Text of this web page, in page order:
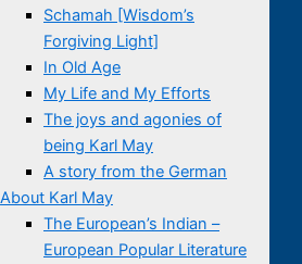
Schamah [Wisdom’s
Forgiving Light]
In Old Age
My Life and My Efforts
The joys and agonies of
being Karl May
A story from the German
About Karl May
The European’s Indian –
European Popular Literature